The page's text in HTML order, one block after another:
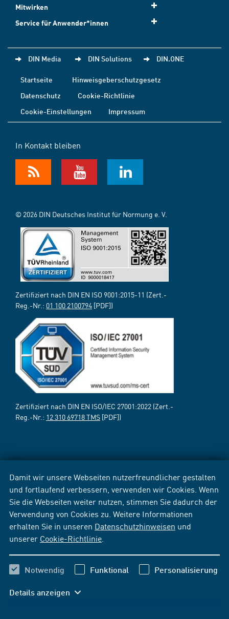
Damit wir unsere Webseiten nutzerfreundlicher gestalten
und fortlaufend verbessern, verwenden wir Cookies. Wenn
Sie die Webseiten weiter nutzen, stimmen Sie dadurch der
Verwendung von Cookies zu. Weitere Informationen
erhalten Sie in unseren Datenschutzhinweisen und
unserer Cookie-Richtlinie
Notwendig Funktional Personalisierung
Details anzeigen
Mitwirken
Service für Anwender*innen
DIN Media DIN Solutions DIN.ONE
Startseite
Hinweisgeberschutzgesetz
Datenschutz
Cookie-Richtlinie
Cookie-Einstellungen
Impressum
In Kontakt bleiben
© 2026 DIN Deutsches Institut für Normung e. V.
Zertifiziert nach DIN EN ISO 9001:2015-11 (Zert.-
Reg.-Nr.: 01 100 2100794 [PDF])
Zertifiziert nach DIN EN ISO/IEC 27001:2022 (Zert.-
Reg.-Nr.: 12 310 69718 TMS [PDF])